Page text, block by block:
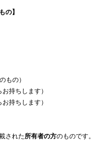
の】
もの）
持ちします）
持ちします）
された所有者の方のものです。